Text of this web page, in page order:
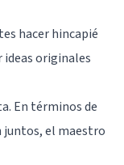
hacer hincapié
ideas originales
En términos de
juntos, el maestro